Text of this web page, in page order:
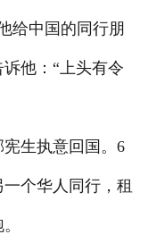
给中国的同行朋
他：“上头有令
生执意回国。6
个华人同行，租